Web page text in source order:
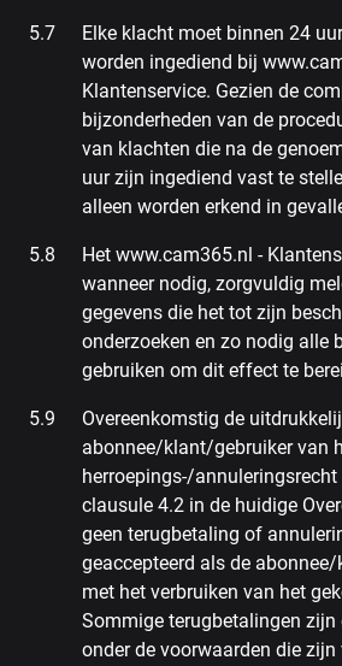
Elke klacht moet binnen 24
worden ingediend bij
Klantenservice. Gezien de
bijzonderheden van de
van klachten die na de
uur zijn ingediend vast te
alleen worden erkend in
Het www.cam365.nl -
wanneer nodig, zorgvuldig
gegevens die het tot zijn
onderzoeken en zo nodig alle
gebruiken om dit effect te
Overeenkomstig de
abonnee/klant/gebruiker van
herroepings-/
clausule 4.2 in de huidige
geen terugbetaling of
geaccepteerd als de
met het verbruiken van het
Sommige terugbetalingen zijn
onder de voorwaarden die